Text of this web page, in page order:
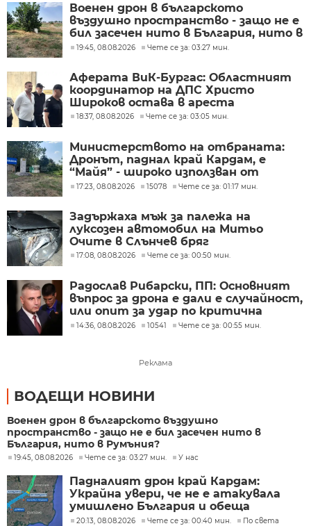
Военен дрон в българското
въздушно пространство - защо не е
бил засечен нито в България, нито в
Румъния?
19:45, 08.08.2026 Чете се за: 03:27 мин.
Аферата ВиК-Бургас: Областният
координатор на ДПС Христо
Широков остава в ареста
18:37, 08.08.2026 Чете се за: 03:05 мин.
Министерството на отбраната:
Дронът, паднал край Кардам, е
“Майя” - широко използван от
украинската армия
17:23, 08.08.2026 15078 Чете се за: 01:17 мин.
Задържаха мъж за палежа на
луксозен автомобил на Митьо
Очите в Слънчев бряг
17:08, 08.08.2026 Чете се за: 00:50 мин.
Радослав Рибарски, ПП: Основният
въпрос за дрона е дали е случайност,
или опит за удар по критична
инфраструктура
14:36, 08.08.2026 10541 Чете се за: 00:55 мин.
Реклама
ВОДЕЩИ НОВИНИ
Военен дрон в българското въздушно
пространство - защо не е бил засечен нито в
България, нито в Румъния?
19:45, 08.08.2026 Чете се за: 03:27 мин. У нас
Падналият дрон край Кардам:
Украйна увери, че не е атакувала
умишлено България и обеща
разследване
20:13, 08.08.2026 Чете се за: 00:40 мин. По света